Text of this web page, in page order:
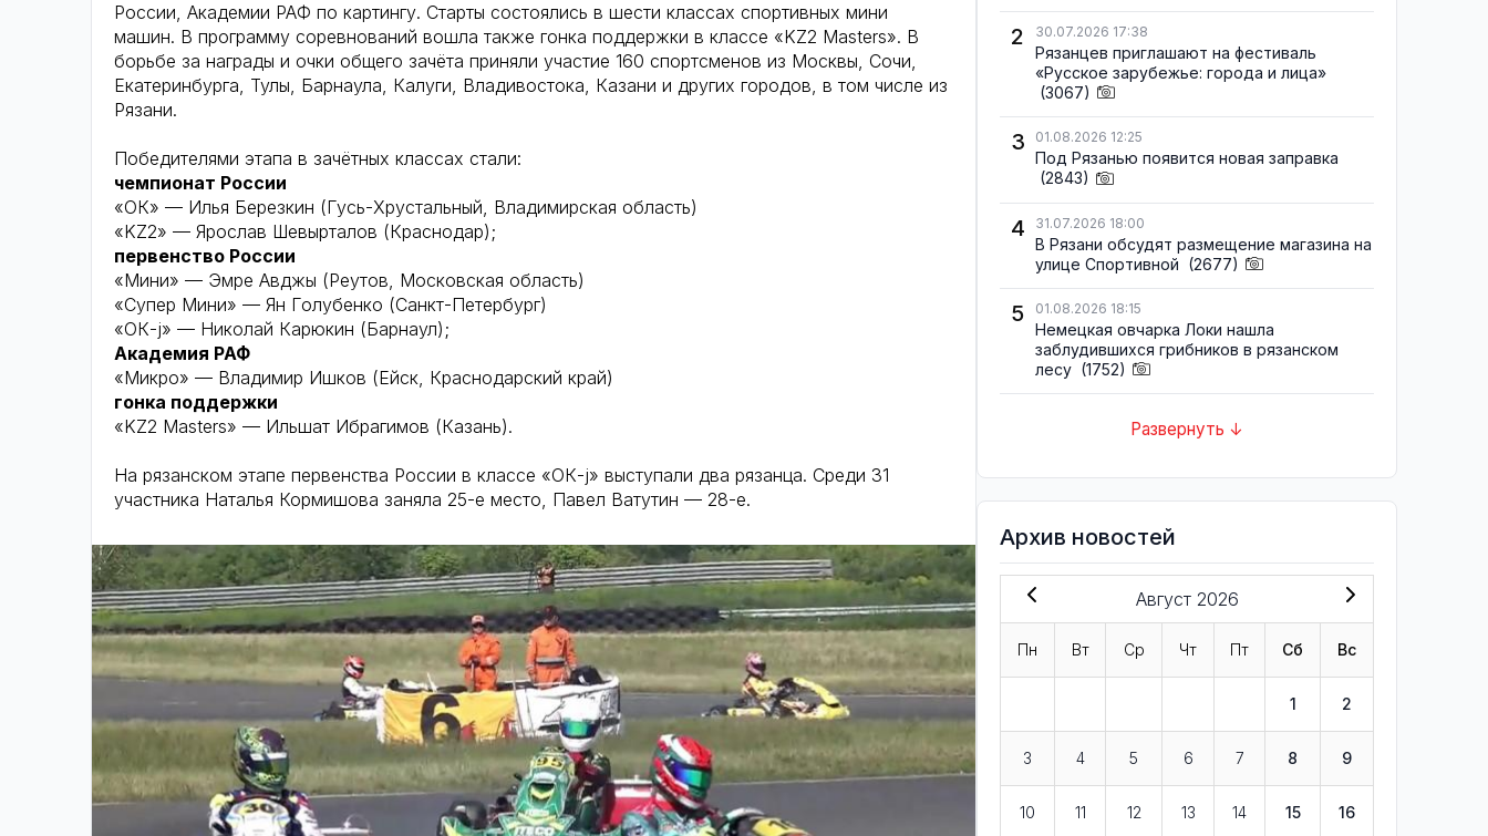
России, Академии РАФ по картингу. Старты состоялись в шести классах спортивных мини
машин. В программу соревнований вошла также гонка поддержки в классе «KZ2 Masters». В
борьбе за награды и очки общего зачёта приняли участие 160 спортсменов из Москвы, Сочи,
Екатеринбурга, Тулы, Барнаула, Калуги, Владивостока, Казани и других городов, в том числе из
Рязани.
Победителями этапа в зачётных классах стали:
чемпионат России
«ОК» — Илья Березкин (Гусь-Хрустальный, Владимирская область)
«KZ2» — Ярослав Шевырталов (Краснодар);
первенство России
«Мини» — Эмре Авджы (Реутов, Московская область)
«Супер Мини» — Ян Голубенко (Санкт-Петербург)
«ОК-j» — Николай Карюкин (Барнаул);
Академия РАФ
«Микро» — Владимир Ишков (Ейск, Краснодарский край)
гонка поддержки
«KZ2 Masters» — Ильшат Ибрагимов (Казань).
На рязанском этапе первенства России в классе «ОК-j» выступали два рязанца. Среди 31
участника Наталья Кормишова заняла 25-е место, Павел Ватутин — 28-е.
2 30.07.2026 17:38
Рязанцев приглашают на фестиваль
«Русское зарубежье: города и лица»
(3067)
3 01.08.2026 12:25
Под Рязанью появится новая заправка
(2843)
4 31.07.2026 18:00
В Рязани обсудят размещение магазина на
улице Спортивной (2677)
5 01.08.2026 18:15
Немецкая овчарка Локи нашла
заблудившихся грибников в рязанском
лесу (1752)
Развернуть ↓
Архив новостей
Август 2026
Пн Вт Ср Чт Пт Сб Вс
1 2
3 4 5 6 7 8 9
10 11 12 13 14 15 16